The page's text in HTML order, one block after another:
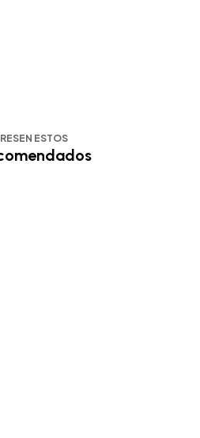
ESTOS